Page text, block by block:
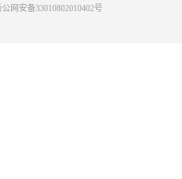
公网安备33010802010402号